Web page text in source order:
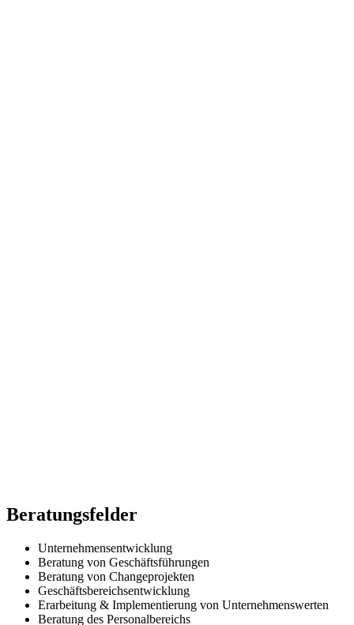
Beratungsfelder
Unternehmensentwicklung
Beratung von Geschäftsführungen
Beratung von Changeprojekten
Geschäftsbereichsentwicklung
Erarbeitung & Implementierung von Unternehmenswerten
Beratung des Personalbereichs